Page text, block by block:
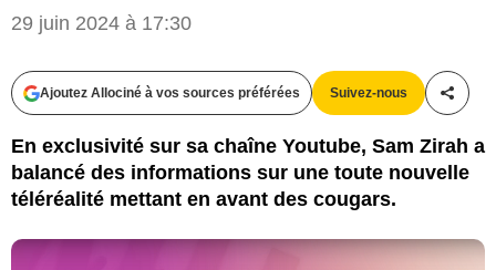
29 juin 2024 à 17:30
Ajoutez Allociné à vos sources préférées Suivez-nous
En exclusivité sur sa chaîne Youtube, Sam Zirah a
balancé des informations sur une toute nouvelle
téléréalité mettant en avant des cougars.